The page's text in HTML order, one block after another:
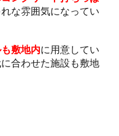
な雰囲気になってい
敷地内に用意してい
合わせた施設も敷地